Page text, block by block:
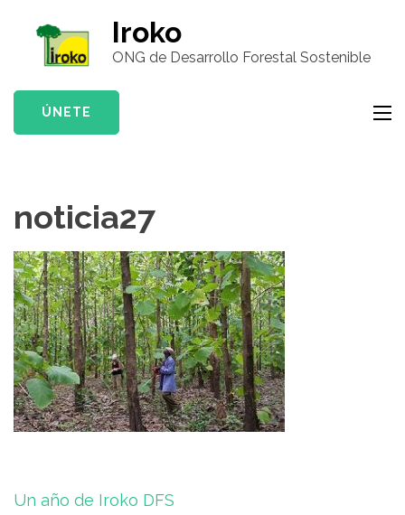
contenido
(presiona
tecla
Iroko
ONG de Desarrollo Forestal Sostenible
ÚNETE
noticia27
Navegación
Un año de Iroko DFS